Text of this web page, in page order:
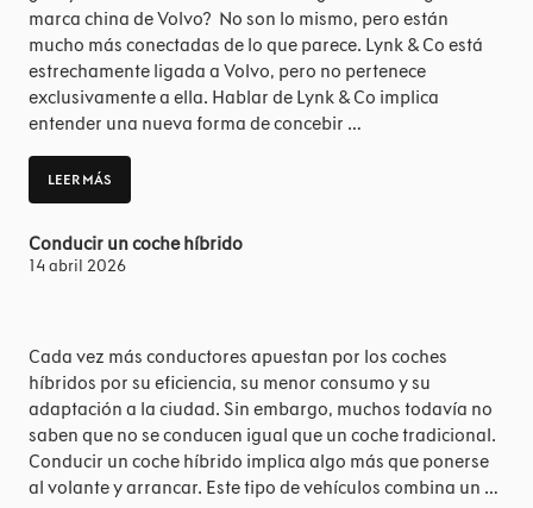
marca china de Volvo? No son lo mismo, pero están
mucho más conectadas de lo que parece. Lynk & Co está
estrechamente ligada a Volvo, pero no pertenece
exclusivamente a ella. Hablar de Lynk & Co implica
entender una nueva forma de concebir …
LEER MÁS
Conducir un coche híbrido
14 abril 2026
Cada vez más conductores apuestan por los coches
híbridos por su eficiencia, su menor consumo y su
adaptación a la ciudad. Sin embargo, muchos todavía no
saben que no se conducen igual que un coche tradicional.
Conducir un coche híbrido implica algo más que ponerse
al volante y arrancar. Este tipo de vehículos combina un …